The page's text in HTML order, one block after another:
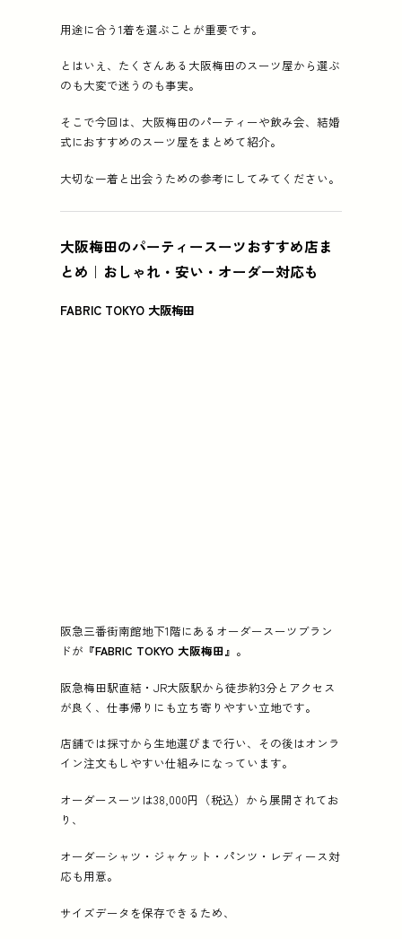
用途に合う1着を選ぶことが重要です。
とはいえ、たくさんある大阪梅田のスーツ屋から選ぶ
のも大変で迷うのも事実。
そこで今回は、大阪梅田のパーティーや飲み会、結婚
式におすすめのスーツ屋をまとめて紹介。
大切な一着と出会うための参考にしてみてください。
大阪梅田のパーティースーツおすすめ店ま
とめ｜おしゃれ・安い・オーダー対応も
FABRIC TOKYO 大阪梅田
阪急三番街南館地下1階にあるオーダースーツブラン
ドが 『FABRIC TOKYO 大阪梅田』 。
阪急梅田駅直結・JR大阪駅から徒歩約3分とアクセス
が良く、仕事帰りにも立ち寄りやすい立地です。
店舗では採寸から生地選びまで行い、その後はオンラ
イン注文もしやすい仕組みになっています。
オーダースーツは38,000円（税込）から展開されてお
り、
オーダーシャツ・ジャケット・パンツ・レディース対
応も用意。
サイズデータを保存できるため、